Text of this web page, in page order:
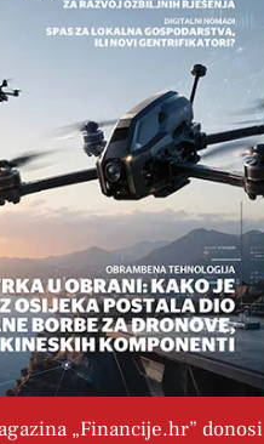
„Financije.hr” donosi